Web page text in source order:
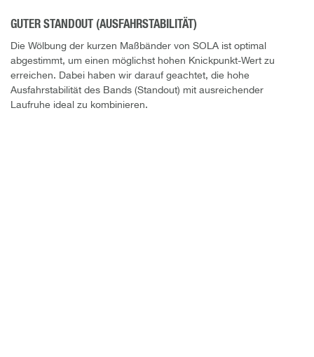
GUTER STANDOUT (AUSFAHRSTABILITÄT)
Die Wölbung der kurzen Maßbänder von SOLA ist optimal
abgestimmt, um einen möglichst hohen Knickpunkt-Wert zu
erreichen. Dabei haben wir darauf geachtet, die hohe
Ausfahrstabilität des Bands (Standout) mit ausreichender
Laufruhe ideal zu kombinieren.